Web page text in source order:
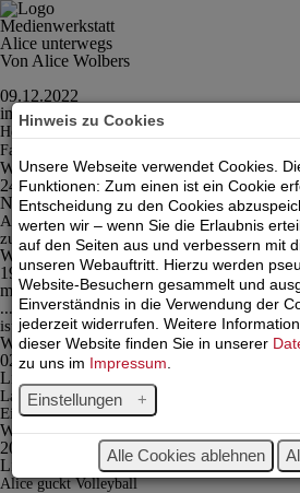
Medienwerkstatt
Alice unterwegs
Von Alice Wolbers
09.12.2022
im Musik Bunker Aachen.
Heute Abend mit „Lampe“, „Kapelle Petra“ und
Fans.
Weiterlesen
24.10.2022
NetAachen Cup 2022
Anders als ursprünglich geplant, aber wie
zu am Samstag, den 22. Oktober…
Weiterlesen
19.10.2022
mit dem Flaniermobil
... in Aachen. Das Herzensprojekt von
ist eine absolute…
Weiterlesen
02.11.2021
LiB vs USC Münster
Ladies in Black Aachen gegen USC Münster
Ein Abend im Hexenkessel und zwar an
Weiterlesen
20.10.2021
LiB versus Schwarz Weiß Erfurt
Alice guckt Volleyball
Hinweis zu Cookies
Unsere Webseite verwendet Cookies.
Funktionen: Zum einen ist ein Cookie
Entscheidung zu den Cookies
werten wir – wenn Sie die Erlaubnis
auf den Seiten aus und verbessern mit
unseren Webauftritt. Hierzu werden
Website-Besuchern gesammelt und
Einverständnis in die Verwendung der
jederzeit widerrufen. Weitere
dieser Website finden Sie in unserer
zu uns im Impressum
Einstellungen
Alle Cookies ablehnen